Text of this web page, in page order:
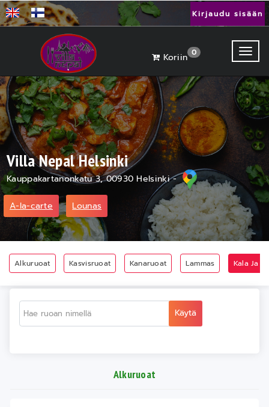
Kirjaudu sisään
Koriin0
Villa Nepal Helsinki
Kauppakartanonkatu 3, 00930 Helsinki -
A-la-carte Lounas
Alkuruoat Kasvisruoat Kanaruoat Lammas Kala Ja
Käytä
Alkuruoat